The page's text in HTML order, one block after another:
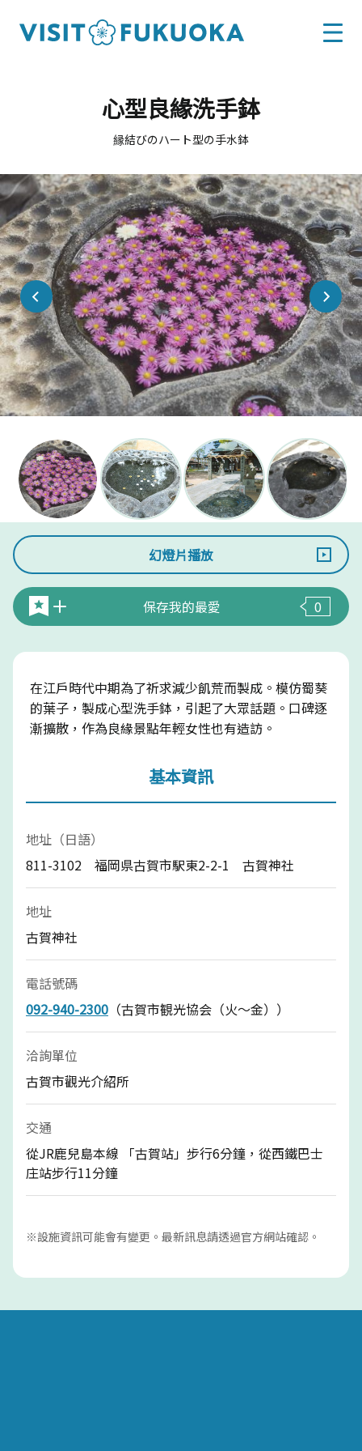
心型良緣洗手鉢
縁結びのハート型の手水鉢
幻燈片播放
保存我的最愛 0
在江戶時代中期為了祈求減少飢荒而製成。模仿蜀葵
的葉子，製成心型洗手鉢，引起了大眾話題。口碑逐
漸擴散，作為良緣景點年輕女性也有造訪。
基本資訊
地址（日語）
811-3102 福岡県古賀市駅東2-2-1 古賀神社
地址
古賀神社
電話號碼
092-940-2300 （古賀市観光協会（火～金））
洽詢單位
古賀市觀光介紹所
交通
從JR鹿兒島本線 「古賀站」步行6分鐘，從西鐵巴士
庄站步行11分鐘
※設施資訊可能會有變更。最新訊息請透過官方網站確認。